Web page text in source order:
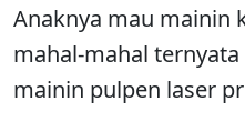
Anaknya mau mainin
mahal-mahal
mainin pulpen laser